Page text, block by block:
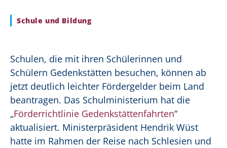
Schule und Bildung
Schulen, die mit ihren Schülerinnen und
Schülern Gedenkstätten besuchen, können ab
jetzt deutlich leichter Fördergelder beim Land
beantragen. Das Schulministerium hat die
„Förderrichtlinie Gedenkstättenfahrten“
aktualisiert. Ministerpräsident Hendrik Wüst
hatte im Rahmen der Reise nach Schlesien und